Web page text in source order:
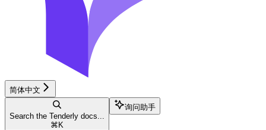
简体中文
Search the Tenderly docs...
⌘ K
询问助手